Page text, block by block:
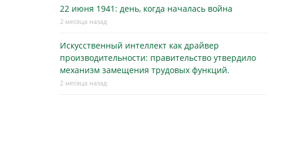
22 июня 1941: день, когда началась война
2 месяца назад
Искусственный интеллект как драйвер
производительности: правительство утвердило
механизм замещения трудовых функций.
2 месяца назад